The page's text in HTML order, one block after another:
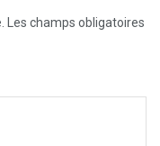
Les champs obligatoires